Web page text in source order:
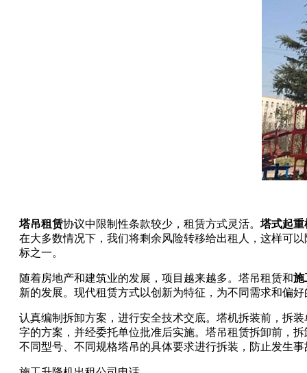
塔吊租赁协议中限制性条款较少，租赁方式灵活。 塔式起重
在大多数情况下，我们将剩余风险转移给出租人，这样可
标之一。
随着房地产和建筑业的发展，项目越来越多。塔吊租赁和施
新的发展。现代租赁方式以创新为特征，为不同需求和偏
认真编制拆卸方案，进行安全技术交底。塔机拆装前，拆
字的方案，并经委托单位批准后实施。塔吊租赁拆卸前，
不同型号、不同规格塔吊的具体要求进行拆装，防止发生事